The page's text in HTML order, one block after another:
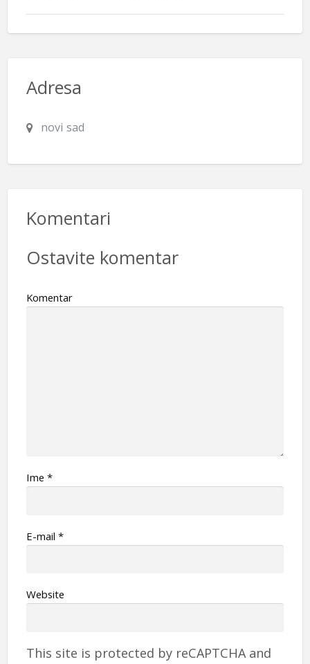
Adresa
novi sad
Komentari
Ostavite komentar
Komentar
Ime *
Е-mail *
Website
This site is protected by reCAPTCHA and